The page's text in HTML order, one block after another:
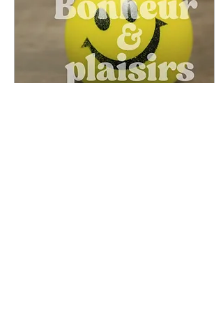
souvent la réflexion, il
devient urgent de
réapprendre à se fixer des
objectifs qui nous élèvent,
sans nous enfermer .
L’origine d’un acronyme...